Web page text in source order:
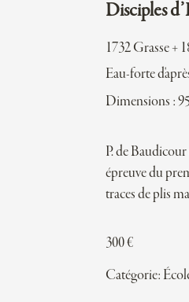
Disciples
1732 Grasse +
Eau-forte
Dimensions :
P. de
épreuve du
traces de plis
300€
Catégorie: